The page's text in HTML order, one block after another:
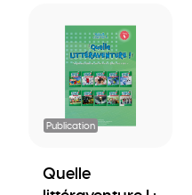
Publication
Quelle